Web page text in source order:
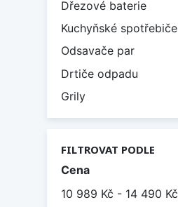
Dřezové baterie
Kuchyňské spotřebiče
Odsavače par
Drtiče odpadu
Grily
FILTROVAT PODLE
Cena
10 989 Kč - 14 490 Kč